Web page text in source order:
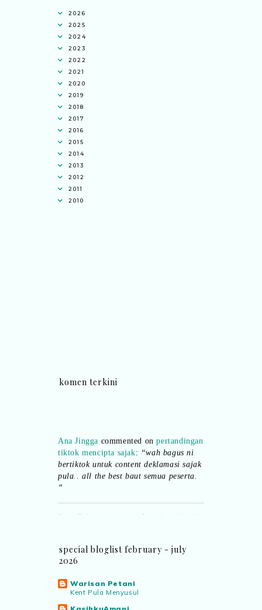
2026
2025
2024
2023
2022
2021
2020
2019
2018
2017
2016
2015
2014
2013
2012
2011
2010
komen terkini
tiktok mencipta sajak:“wah bagus ni
bertiktok untuk content deklamasi sajak
pula.. all the best baut semua peserta.
”
aktiviti interaktif program. Inovasi AI
dan teknologi digital terbaik!”
Syaz Rahim commented on
pertandingan tiktok mencipta sajak
special bloglist february - july
2026
Warisan Petani
Kent Pula Menyusul